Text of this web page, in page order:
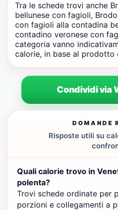
Tra le schede trovi anche
bellunese con fagioli,
con fagioli alla contadina
contadino veronese con
categoria vanno
calorie, in base al prodotto
Condividi via
DOMANDE
Risposte utili su
Quali calorie trovo in
polenta?
Trovi schede ordinate per
porzioni e collegamenti a